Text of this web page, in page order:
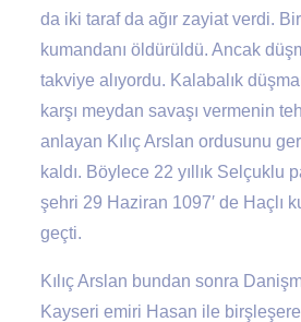
da iki taraf da ağır zayiat verdi.
kumandanı öldürüldü. Ancak
takviye alıyordu. Kalabalık
karşı meydan savaşı vermenin
anlayan Kılıç Arslan ordusunu
kaldı. Böylece 22 yıllık Selçuklu
şehri 29 Haziran 1097′ de Haçlı
geçti.
Kılıç Arslan bundan sonra
Kayseri emiri Hasan ile